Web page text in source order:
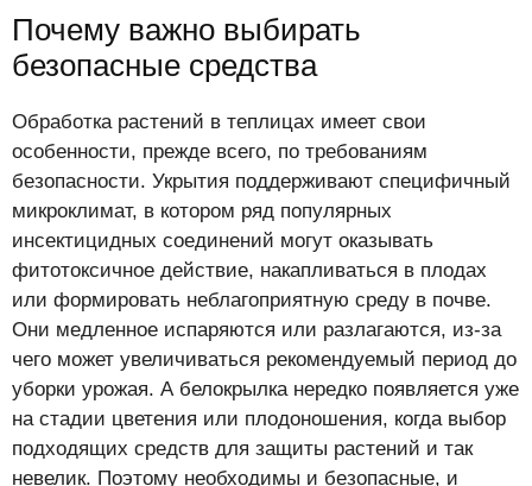
Почему важно выбирать
безопасные средства
Обработка растений в теплицах имеет свои
особенности, прежде всего, по требованиям
безопасности. Укрытия поддерживают специфичный
микроклимат, в котором ряд популярных
инсектицидных соединений могут оказывать
фитотоксичное действие, накапливаться в плодах
или формировать неблагоприятную среду в почве.
Они медленное испаряются или разлагаются, из-за
чего может увеличиваться рекомендуемый период до
уборки урожая. А белокрылка нередко появляется уже
на стадии цветения или плодоношения, когда выбор
подходящих средств для защиты растений и так
невелик. Поэтому необходимы и безопасные, и